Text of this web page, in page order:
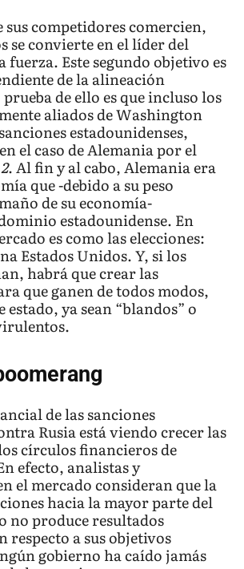
competidores comercien,
se convierte en el líder del
fuerza. Este segundo objetivo es
de la alineación
de ello es que incluso los
aliados de Washington
estadounidenses,
el caso de Alemania por el
2. Al fin y al cabo, Alemania era
que -debido a su peso
de su economía-
estadounidense. En
es como las elecciones:
Estados Unidos. Y, si los
habrá que crear las
que ganen de todos modos,
estado, ya sean “blandos” o
de las sanciones
Rusia está viendo crecer las
círculos financieros de
efecto, analistas y
el mercado consideran que la
hacia la mayor parte del
no produce resultados
respecto a sus objetivos
gobierno ha caído jamás